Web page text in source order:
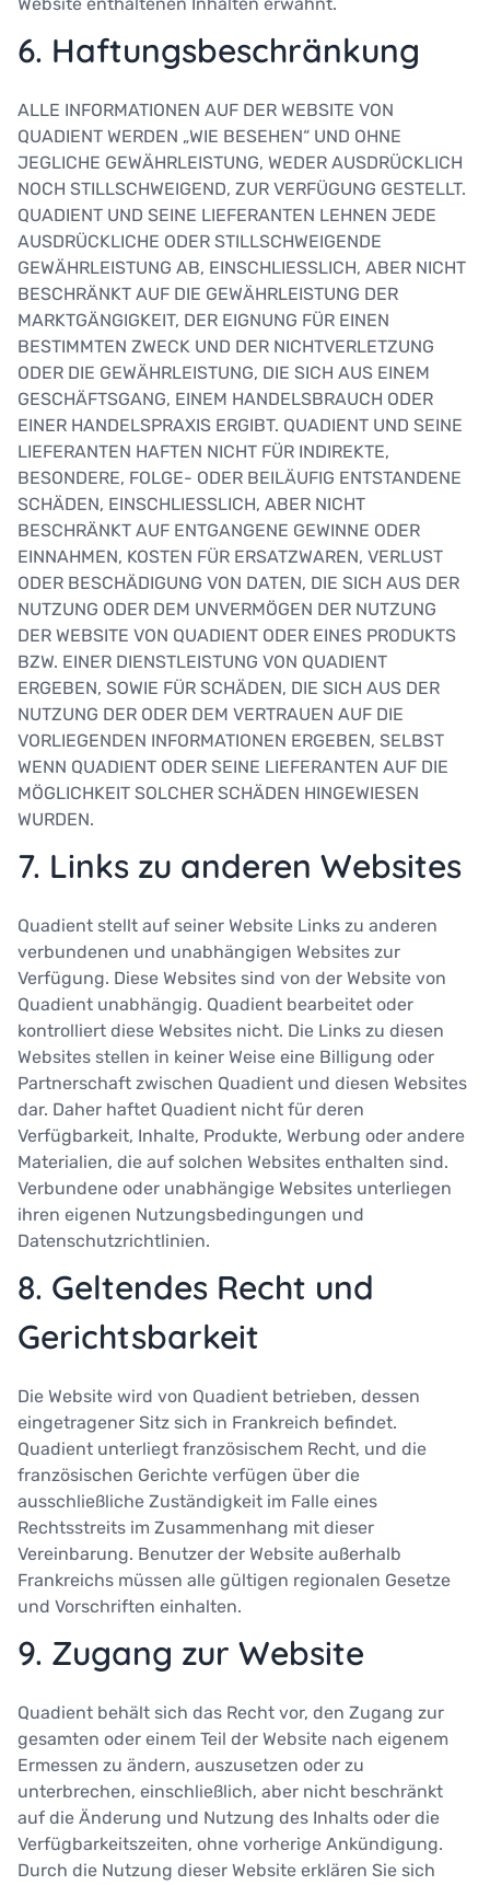
6. Haftungsbeschränkung
ALLE INFORMATIONEN AUF DER WEBSITE VON
QUADIENT WERDEN „WIE BESEHEN“ UND OHNE
JEGLICHE GEWÄHRLEISTUNG, WEDER AUSDRÜCKLICH
NOCH STILLSCHWEIGEND, ZUR VERFÜGUNG GESTELLT.
QUADIENT UND SEINE LIEFERANTEN LEHNEN JEDE
AUSDRÜCKLICHE ODER STILLSCHWEIGENDE
GEWÄHRLEISTUNG AB, EINSCHLIESSLICH, ABER NICHT
BESCHRÄNKT AUF DIE GEWÄHRLEISTUNG DER
MARKTGÄNGIGKEIT, DER EIGNUNG FÜR EINEN
BESTIMMTEN ZWECK UND DER NICHTVERLETZUNG
ODER DIE GEWÄHRLEISTUNG, DIE SICH AUS EINEM
GESCHÄFTSGANG, EINEM HANDELSBRAUCH ODER
EINER HANDELSPRAXIS ERGIBT. QUADIENT UND SEINE
LIEFERANTEN HAFTEN NICHT FÜR INDIREKTE,
BESONDERE, FOLGE- ODER BEILÄUFIG ENTSTANDENE
SCHÄDEN, EINSCHLIESSLICH, ABER NICHT
BESCHRÄNKT AUF ENTGANGENE GEWINNE ODER
EINNAHMEN, KOSTEN FÜR ERSATZWAREN, VERLUST
ODER BESCHÄDIGUNG VON DATEN, DIE SICH AUS DER
NUTZUNG ODER DEM UNVERMÖGEN DER NUTZUNG
DER WEBSITE VON QUADIENT ODER EINES PRODUKTS
BZW. EINER DIENSTLEISTUNG VON QUADIENT
ERGEBEN, SOWIE FÜR SCHÄDEN, DIE SICH AUS DER
NUTZUNG DER ODER DEM VERTRAUEN AUF DIE
VORLIEGENDEN INFORMATIONEN ERGEBEN, SELBST
WENN QUADIENT ODER SEINE LIEFERANTEN AUF DIE
MÖGLICHKEIT SOLCHER SCHÄDEN HINGEWIESEN
WURDEN.
7. Links zu anderen Websites
Quadient stellt auf seiner Website Links zu anderen
verbundenen und unabhängigen Websites zur
Verfügung. Diese Websites sind von der Website von
Quadient unabhängig. Quadient bearbeitet oder
kontrolliert diese Websites nicht. Die Links zu diesen
Websites stellen in keiner Weise eine Billigung oder
Partnerschaft zwischen Quadient und diesen Websites
dar. Daher haftet Quadient nicht für deren
Verfügbarkeit, Inhalte, Produkte, Werbung oder andere
Materialien, die auf solchen Websites enthalten sind.
Verbundene oder unabhängige Websites unterliegen
ihren eigenen Nutzungsbedingungen und
Datenschutzrichtlinien.
8. Geltendes Recht und
Gerichtsbarkeit
Die Website wird von Quadient betrieben, dessen
eingetragener Sitz sich in Frankreich befindet.
Quadient unterliegt französischem Recht, und die
französischen Gerichte verfügen über die
ausschließliche Zuständigkeit im Falle eines
Rechtsstreits im Zusammenhang mit dieser
Vereinbarung. Benutzer der Website außerhalb
Frankreichs müssen alle gültigen regionalen Gesetze
und Vorschriften einhalten.
9. Zugang zur Website
Quadient behält sich das Recht vor, den Zugang zur
gesamten oder einem Teil der Website nach eigenem
Ermessen zu ändern, auszusetzen oder zu
unterbrechen, einschließlich, aber nicht beschränkt
auf die Änderung und Nutzung des Inhalts oder die
Verfügbarkeitszeiten, ohne vorherige Ankündigung.
Durch die Nutzung dieser Website erklären Sie sich